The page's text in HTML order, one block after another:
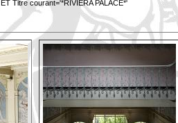
ET Titre courant='*RIVIERA PALACE*'